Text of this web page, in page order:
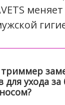
для ухода